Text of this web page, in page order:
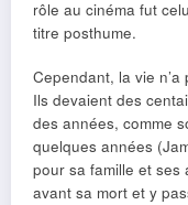
rôle au cinéma fut
titre posthume.
Cependant, la vie
Ils devaient des
des années, comme
quelques années
pour sa famille et ses
avant sa mort et y